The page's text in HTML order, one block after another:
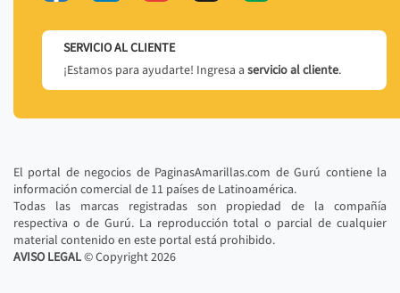
SERVICIO AL CLIENTE
¡Estamos para ayudarte! Ingresa a servicio al cliente.
El portal de negocios de PaginasAmarillas.com de Gurú contiene la
información comercial de 11 países de Latinoamérica.
Todas las marcas registradas son propiedad de la compañía
respectiva o de Gurú. La reproducción total o parcial de cualquier
material contenido en este portal está prohibido.
AVISO LEGAL© Copyright2026